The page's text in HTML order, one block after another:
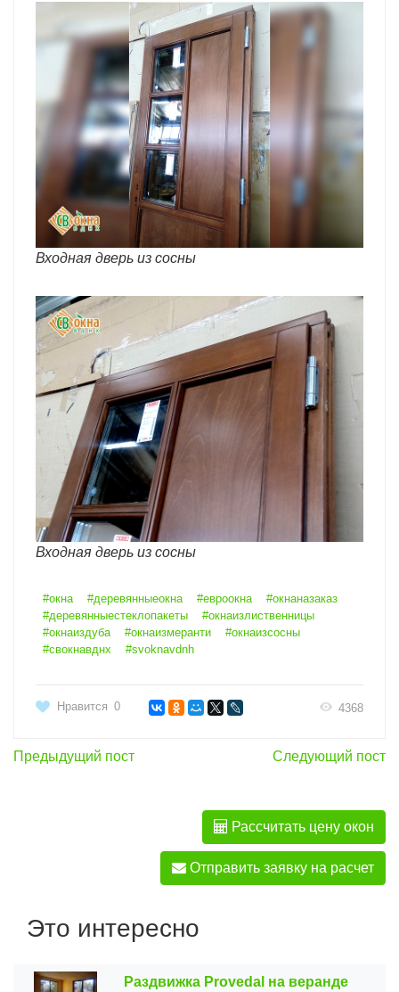
Входная дверь из сосны
Входная дверь из сосны
#окна #деревянныеокна #евроокна
#окнаназаказ
#деревянныестеклопакеты
#окнаизлиственницы
#окнаиздуба
#окнаизмеранти
#окнаизсосны
#свокнавднх
#svoknavdnh
Нравится 0 4368
Следующий пост
Предыдущий пост
Рассчитать цену окон
Отправить заявку на расчет
Это интересно
Раздвижка Provedal на веранде